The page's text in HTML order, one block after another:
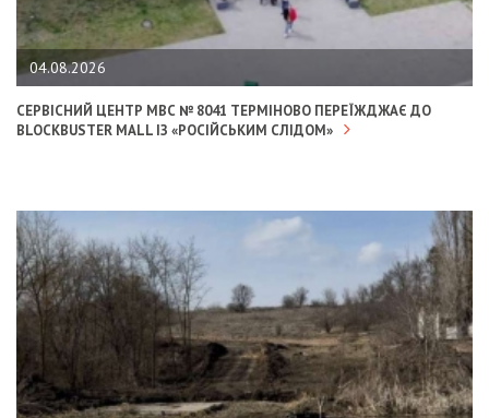
04.08.2026
СЕРВІСНИЙ ЦЕНТР МВС № 8041 ТЕРМІНОВО ПЕРЕЇЖДЖАЄ ДО
BLOCKBUSTER MALL ІЗ «РОСІЙСЬКИМ СЛІДОМ»